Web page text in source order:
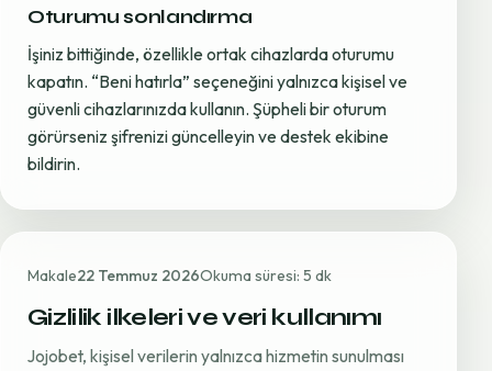
Oturumu sonlandırma
İşiniz bittiğinde, özellikle ortak cihazlarda oturumu
kapatın. “Beni hatırla” seçeneğini yalnızca kişisel ve
güvenli cihazlarınızda kullanın. Şüpheli bir oturum
görürseniz şifrenizi güncelleyin ve destek ekibine
bildirin.
Makale22 Temmuz 2026Okuma süresi: 5 dk
Gizlilik ilkeleri ve veri kullanımı
Jojobet, kişisel verilerin yalnızca hizmetin sunulması